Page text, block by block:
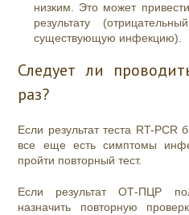
низким. Это может
результату
существующую инфекцию).
Следует ли
раз?
Если результат теста RT-
все еще есть симптомы
пройти повторный тест.
Если результат ОТ-ПЦР
назначить повторную